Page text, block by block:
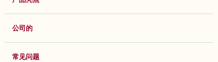
公司的
常见问题